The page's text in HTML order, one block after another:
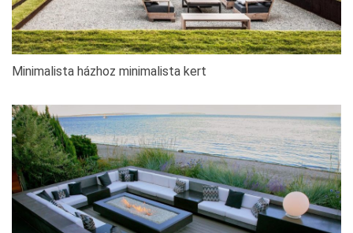
Minimalista házhoz minimalista kert